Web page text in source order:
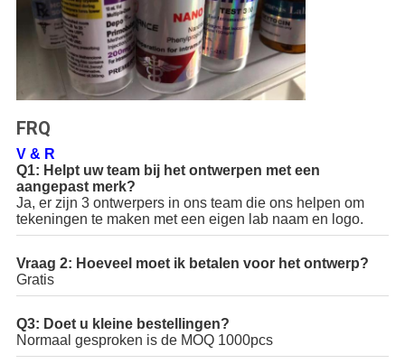
FRQ
V & R
Q1: Helpt uw team bij het ontwerpen met een
aangepast merk?
Ja, er zijn 3 ontwerpers in ons team die ons helpen om
tekeningen te maken met een eigen lab naam en logo.
Vraag 2: Hoeveel moet ik betalen voor het ontwerp?
Gratis
Q3: Doet u kleine bestellingen?
Normaal gesproken is de MOQ 1000pcs